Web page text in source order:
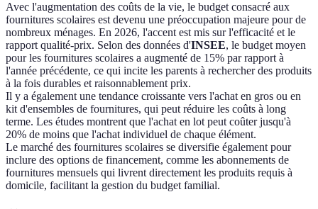
Avec l'augmentation des coûts de la vie, le budget consacré aux
fournitures scolaires est devenu une préoccupation majeure pour de
nombreux ménages. En 2026, l'accent est mis sur l'efficacité et le
rapport qualité-prix. Selon des données d'INSEE, le budget moyen
pour les fournitures scolaires a augmenté de 15% par rapport à
l'année précédente, ce qui incite les parents à rechercher des produits
à la fois durables et raisonnablement prix.
Il y a également une tendance croissante vers l'achat en gros ou en
kit d'ensembles de fournitures, qui peut réduire les coûts à long
terme. Les études montrent que l'achat en lot peut coûter jusqu'à
20% de moins que l'achat individuel de chaque élément.
Le marché des fournitures scolaires se diversifie également pour
inclure des options de financement, comme les abonnements de
fournitures mensuels qui livrent directement les produits requis à
domicile, facilitant la gestion du budget familial.